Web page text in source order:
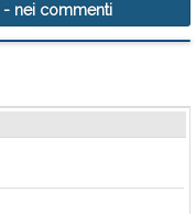
- nei commenti